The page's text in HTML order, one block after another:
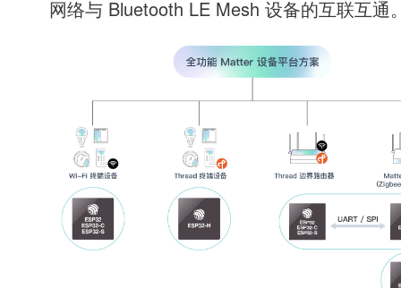
网络与 Bluetooth LE Mesh 设备的互联互通